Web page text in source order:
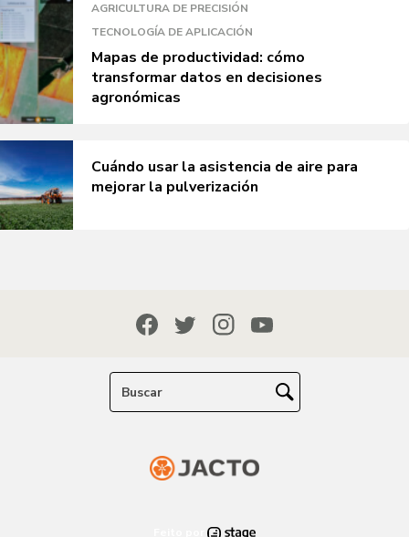
AGRICULTURA DE PRECISIÓN
TECNOLOGÍA DE APLICACIÓN
Mapas de productividad: cómo
transformar datos en decisiones
agronómicas
Cuándo usar la asistencia de aire para
mejorar la pulverización